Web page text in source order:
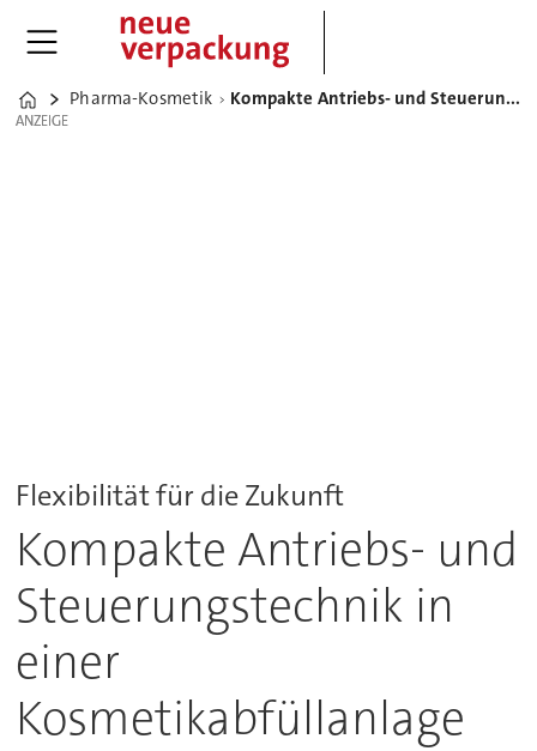
Home
Pharma-Kosmetik Kompakte Antriebs- und Steuerungstechnik in einer Kosmetikabfüllanlage
ANZEIGE
ANZEIGE
Flexibilität für die Zukunft
Kompakte Antriebs- und
Steuerungstechnik in
einer
Kosmetikabfüllanlage